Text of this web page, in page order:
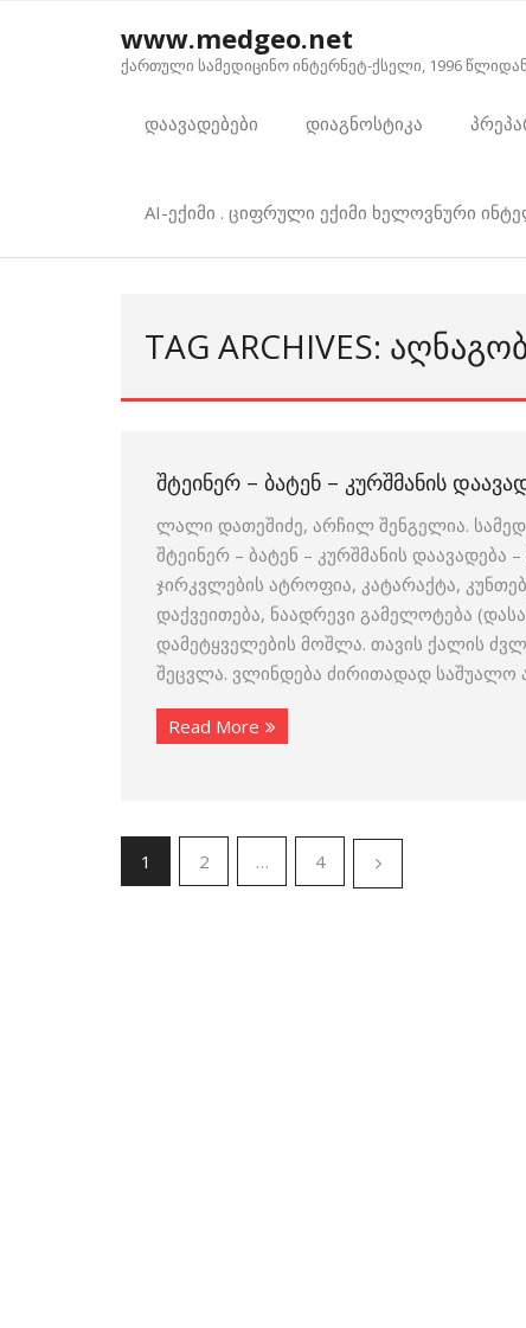
www.medgeo.net
ქართული სამედიცინო ინტერნეტ-ქსელი, 1996 წლიდან
დაავადებები დიაგნოსტიკა
AI-ექიმი . ციფრული ექიმი ხელოვნური
TAG ARCHIVES:
ᲨᲢᲔᲘᲜᲔᲠ – ᲑᲐᲢᲔᲜ – ᲙᲣᲠᲨᲛᲐᲜᲘᲡ
ლალი დათეშიძე, არჩილ შენგელია.
შტეინერ – ბატენ – კურშმანის
ჯირკვლების ატროფია, კატარაქტა,
დაქვეითება, ნაადრევი გამელოტება
დამეტყველების მოშლა. თავის ქალის
შეცვლა. ვლინდება ძირითადად საშუალო
Read More
1 2 … 4